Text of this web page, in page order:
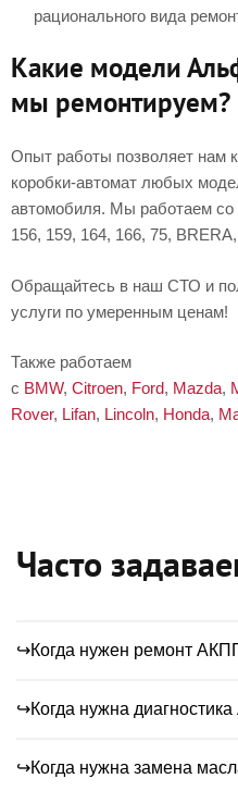
рационального вида
Какие модели
мы ремонтируем?
Опыт работы позволяет нам
коробки-автомат любых
автомобиля. Мы работаем
156, 159, 164, 166, 75,
Обращайтесь в наш СТО и
услуги по умеренным ценам!
Также работаем
с BMW, Citroen, Ford, Mazda,
Rover, Lifan, Lincoln, Honda,
Часто
↪Когда нужен ремонт
Рекомендуем
образовании
↪Когда нужна
Диагностика должна
↪Когда нужна замена